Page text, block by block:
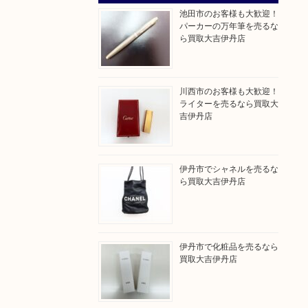
池田市のお客様も大歓迎！
パーカーの万年筆を売るな
ら買取大吉伊丹店
川西市のお客様も大歓迎！
ライターを売るなら買取大
吉伊丹店
伊丹市でシャネルを売るな
ら買取大吉伊丹店
伊丹市で化粧品を売るなら
買取大吉伊丹店